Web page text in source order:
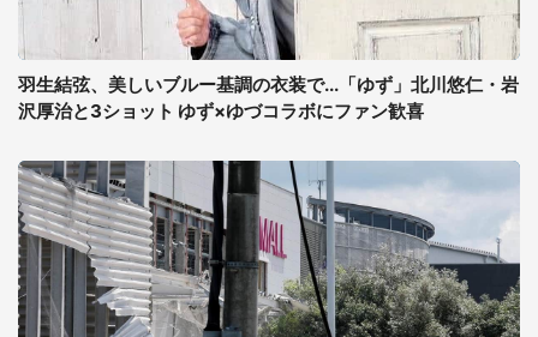
羽生結弦、美しいブルー基調の衣装で...「ゆず」北川悠仁・岩
沢厚治と3ショット ゆず×ゆづコラボにファン歓喜